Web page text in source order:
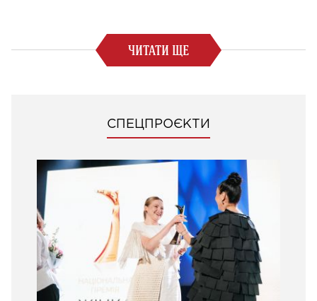
ЧИТАТИ ЩЕ
СПЕЦПРОЄКТИ